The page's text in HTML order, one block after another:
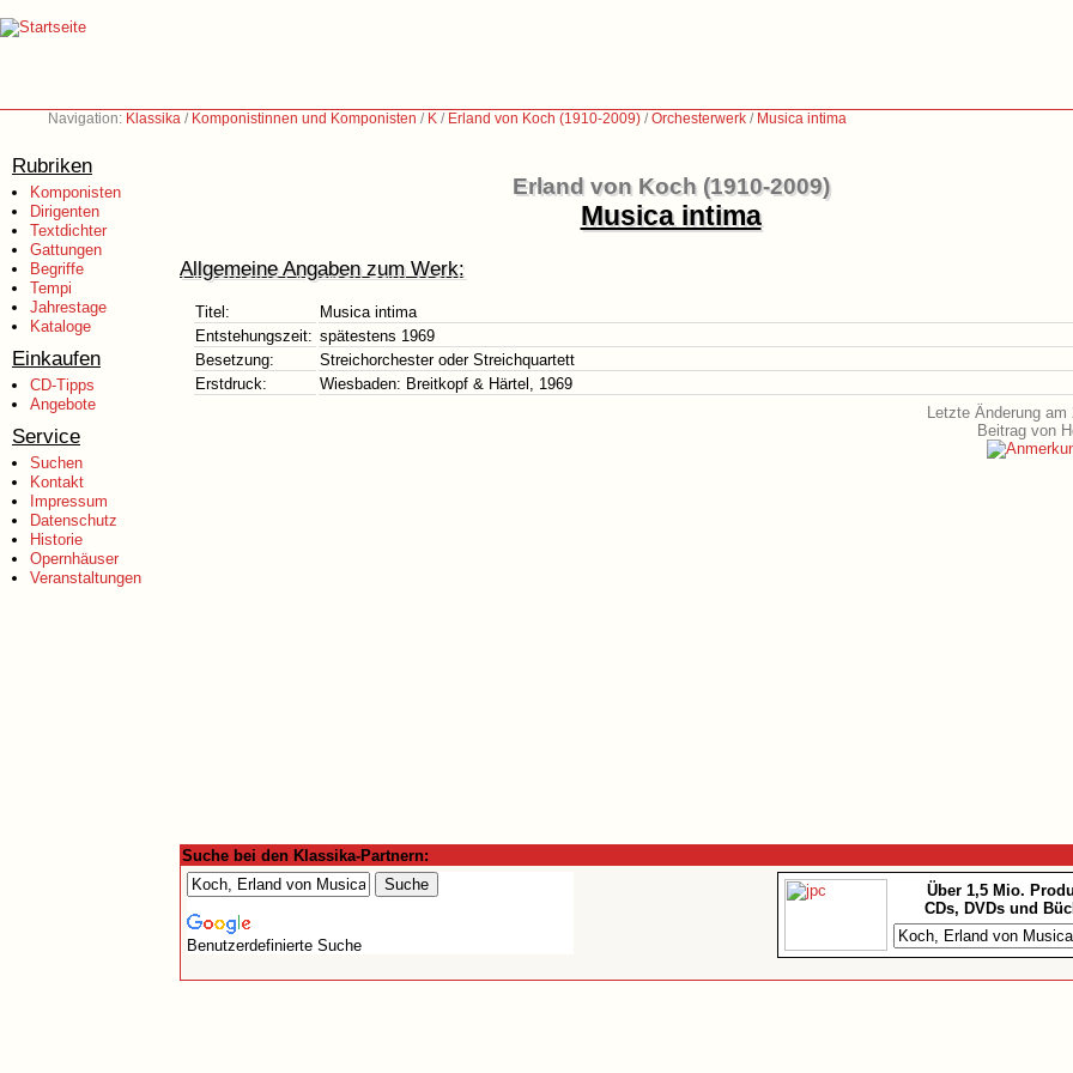
Navigation: Klassika / Komponistinnen und Komponisten / K / Erland von Koch (1910-2009) /Orchesterwerk / Musica intima
Rubriken
Komponisten
Dirigenten
Textdichter
Gattungen
Begriffe
Tempi
Jahrestage
Kataloge
Einkaufen
CD-Tipps
Angebote
Service
Suchen
Kontakt
Impressum
Datenschutz
Historie
Opernhäuser
Veranstaltungen
Erland von Koch (1910-2009)
Musica intima
Allgemeine Angaben zum Werk:
Titel:
Musica intima
Entstehungszeit: spätestens 1969
Besetzung:
Streichorchester oder Streichquartett
Erstdruck:
Wiesbaden: Breitkopf & Härtel, 1969
Letzte Änderung am
Beitrag von
Suche bei den Klassika-Partnern:
Benutzerdefinierte Suche
Über 1,5 Mio.
CDs, DVDs und